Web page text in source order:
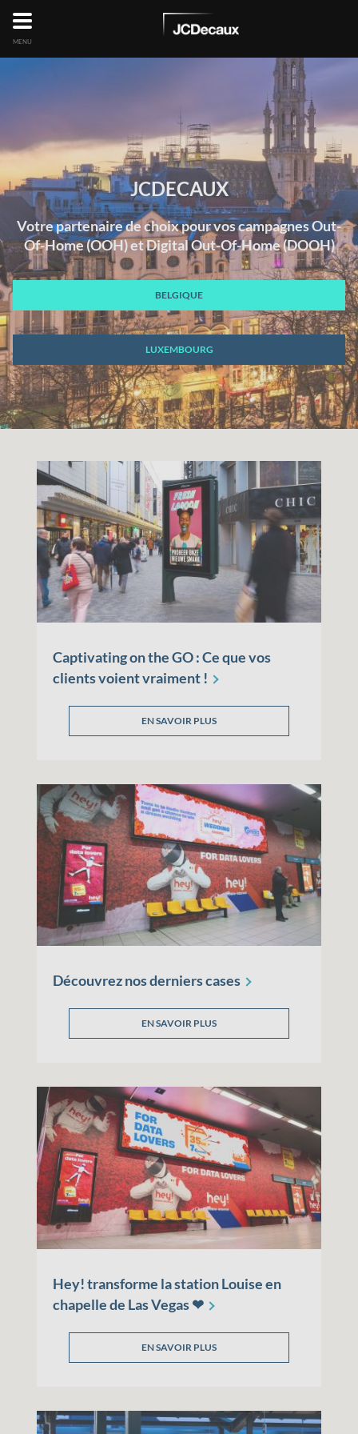
MENU
JCDECAUX
Votre partenaire de choix pour vos campagnes Out-
Of-Home (OOH) et Digital Out-Of-Home (DOOH)
BELGIQUE
LUXEMBOURG
Captivating on the GO : Ce que vos
clients voient vraiment !
EN SAVOIR PLUS
Découvrez nos dernierscases
EN SAVOIR PLUS
Hey! transforme la station Louise en
chapelle de Las Vegas❤
EN SAVOIR PLUS